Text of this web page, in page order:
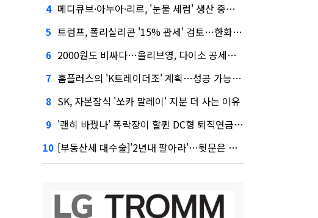
4 메디큐브·아누아·리르, '눈물 세럼' 생산 중단한다
5 트럼프, 폴리실리콘 '15% 관세' 검토…한화큐셀·OCI 영향은?
6 2000원도 비싸다…올리브영, 다이소 공세에 '가성비'로 맞불
7 홈플러스의 'K트레이더조' 계획…성공 가능성은 '글쎄'
8 SK, 자본잠식 '쏘카 말레이' 지분 더 사는 이유
9 '괜히 바꿨나' 폭락장이 할퀸 DC형 퇴직연금…전문가 조언은
10 [부동산세 대수술]'2년내 팔아라'…뒷문은 열었다